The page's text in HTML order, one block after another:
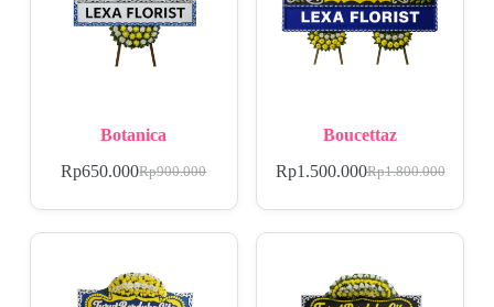
Botanica
Rp900.000
Rp650.000
Boucettaz
Rp1.800.000
Rp1.500.000